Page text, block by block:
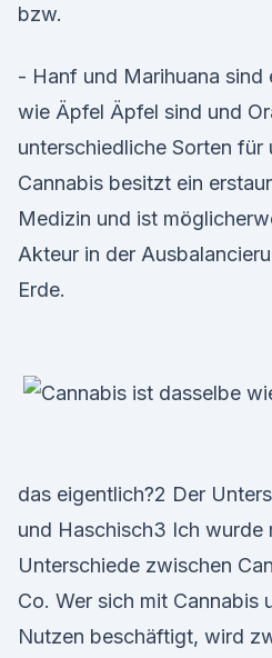
bzw.
- Hanf und Marihuana sind
wie Äpfel Äpfel sind und
unterschiedliche Sorten für
Cannabis besitzt ein
Medizin und ist
Akteur in der
Erde.
das eigentlich?2 Der
und Haschisch3 Ich
Unterschiede zwischen
Co. Wer sich mit Cannabis
Nutzen beschäftigt, wird